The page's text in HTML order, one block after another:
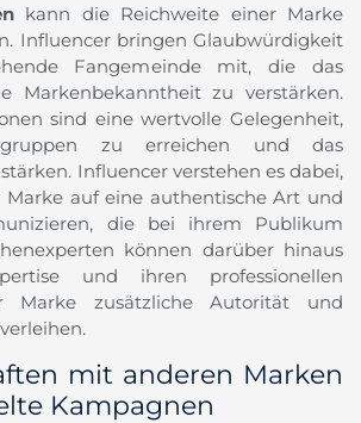
kann die Reichweite einer Marke
Influencer bringen Glaubwürdigkeit
Fangemeinde mit, die das
Markenbekanntheit zu verstärken.
sind eine wertvolle Gelegenheit,
zu erreichen und das
Influencer verstehen es dabei,
auf eine authentische Art und
die bei ihrem Publikum
können darüber hinaus
und ihren professionellen
Marke zusätzliche Autorität und
mit anderen Marken
Kampagnen